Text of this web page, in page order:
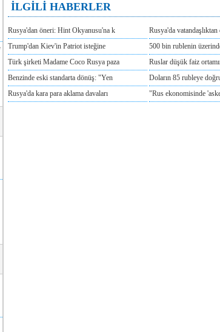
İLGİLİ HABERLER
Rusya'dan öneri: Hint Okyanusu'na k
Rusya'da vatandaşlıktan
Trump'dan Kiev'in Patriot isteğine
500 bin rublenin
Türk şirketi Madame Coco Rusya paza
Ruslar düşük faiz
Benzinde eski standarta dönüş: "Yen
Doların 85 rubleye
Rusya'da kara para aklama davaları
"Rus ekonomisinde